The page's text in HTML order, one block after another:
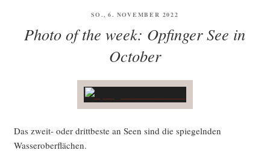
VERÖFFENTLICHT
SO., 6. NOVEMBER 2022
Photo of the week: Opfinger See in
October
Das zweit- oder dritt­bes­te an Seen sind die spie­geln­den
Wasseroberflächen.